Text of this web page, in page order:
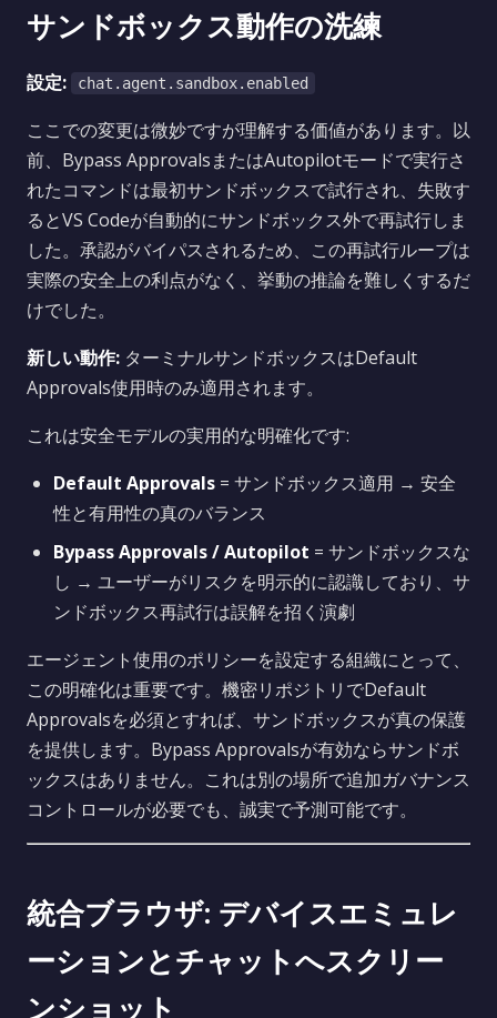
サンドボックス動作の洗練
設定: chat.agent.sandbox.enabled
ここでの変更は微妙ですが理解する価値があります。以
前、Bypass ApprovalsまたはAutopilotモードで実行さ
れたコマンドは最初サンドボックスで試行され、失敗す
るとVS Codeが自動的にサンドボックス外で再試行しま
した。承認がバイパスされるため、この再試行ループは
実際の安全上の利点がなく、挙動の推論を難しくするだ
けでした。
新しい動作: ターミナルサンドボックスはDefault
Approvals使用時のみ適用されます。
これは安全モデルの実用的な明確化です:
Default Approvals = サンドボックス適用 → 安全
性と有用性の真のバランス
Bypass Approvals / Autopilot = サンドボックスな
し → ユーザーがリスクを明示的に認識しており、サ
ンドボックス再試行は誤解を招く演劇
エージェント使用のポリシーを設定する組織にとって、
この明確化は重要です。機密リポジトリでDefault
Approvalsを必須とすれば、サンドボックスが真の保護
を提供します。Bypass Approvalsが有効ならサンドボ
ックスはありません。これは別の場所で追加ガバナンス
コントロールが必要でも、誠実で予測可能です。
統合ブラウザ: デバイスエミュレ
ーションとチャットへスクリー
ンショット